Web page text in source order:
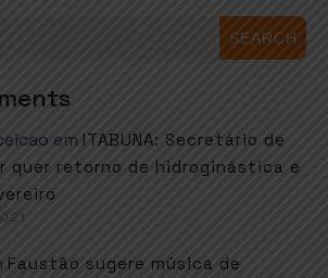
SEARCH
em ITABUNA: Secretário de
quer retorno de hidroginástica e
Faustão sugere música de